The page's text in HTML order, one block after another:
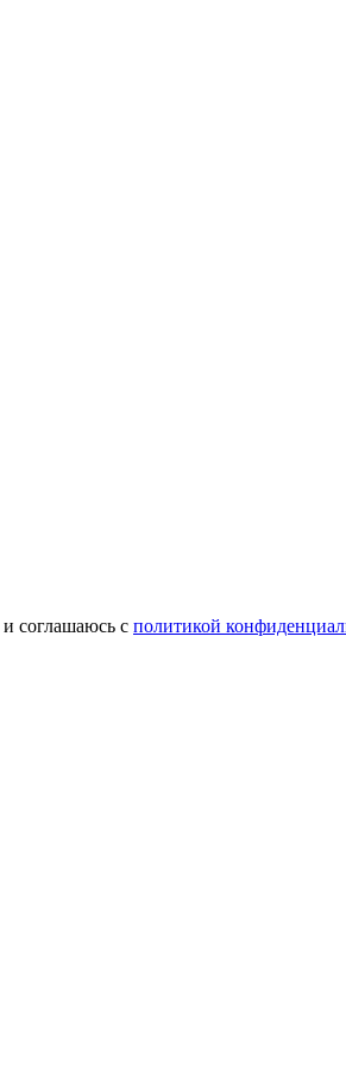
и соглашаюсь с политикой